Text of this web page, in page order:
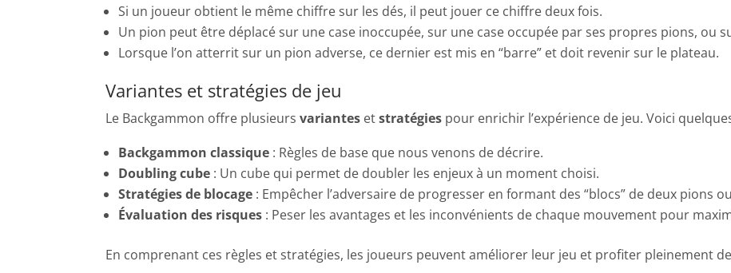
Si un joueur obtient le même chiffre sur les dés, il peut jouer ce chiffre deux fois.
Un pion peut être déplacé sur une case inoccupée, sur une case occupée par ses propres pions, ou
Lorsque l’on atterrit sur un pion adverse, ce dernier est mis en “barre” et doit revenir sur le plateau.
Variantes et stratégies de jeu
Le Backgammon offre plusieurs variantes etstratégies pour enrichir l’expérience de jeu. Voici
Backgammon classique : Règles de base que nous venons de décrire.
Doubling cube : Un cube qui permet de doubler les enjeux à un moment choisi.
Stratégies de blocage : Empêcher l’adversaire de progresser en formant des “blocs” de deux pions
Évaluation des risques : Peser les avantages et les inconvénients de chaque mouvement pour
En comprenant ces règles et stratégies, les joueurs peuvent améliorer leur jeu et profiter pleinement